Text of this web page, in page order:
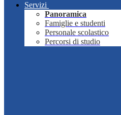
Servizi
Panoramica
Famiglie e studenti
Personale scolastico
Percorsi di studio